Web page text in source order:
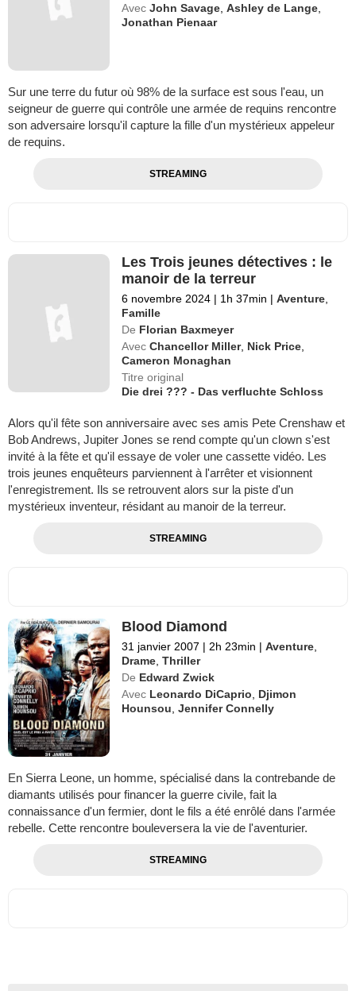
Avec John Savage ,Ashley de Lange
Jonathan Pienaar
Sur une terre du futur où 98% de la surface est sous l'eau, un
seigneur de guerre qui contrôle une armée de requins rencontre
son adversaire lorsqu'il capture la fille d'un mystérieux appeleur
de requins.
STREAMING
Les Trois jeunes détectives : le
manoir de la terreur
6 novembre 2024 | 1h 37min | Aventure
Famille
De Florian Baxmeyer
Avec Chancellor Miller, Nick Price
Cameron Monaghan
Titre original
Die drei ??? - Das verfluchte Schloss
Alors qu'il fête son anniversaire avec ses amis Pete Crenshaw et
Bob Andrews, Jupiter Jones se rend compte qu'un clown s'est
invité à la fête et qu'il essaye de voler une cassette vidéo. Les
trois jeunes enquêteurs parviennent à l'arrêter et visionnent
l'enregistrement. Ils se retrouvent alors sur la piste d'un
mystérieux inventeur, résidant au manoir de la terreur.
STREAMING
Blood Diamond
31 janvier 2007 | 2h 23min | Aventure
Drame ,Thriller
De Edward Zwick
Avec Leonardo DiCaprio
Djimon
Hounsou ,Jennifer Connelly
En Sierra Leone, un homme, spécialisé dans la contrebande de
diamants utilisés pour financer la guerre civile, fait la
connaissance d'un fermier, dont le fils a été enrôlé dans l'armée
rebelle. Cette rencontre bouleversera la vie de l'aventurier.
STREAMING